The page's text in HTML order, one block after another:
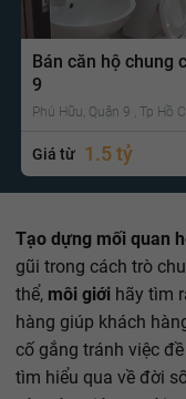
Bán căn hộ chung
9
Phú Hữu, Quận 9 , Tp Hồ
Giá từ 1.5 tỷ
Tạo dựng mối quan
gũi trong cách trò
thể, môi giới hãy tìm
hàng giúp khách
cố gắng tránh việc
tìm hiểu qua về đời